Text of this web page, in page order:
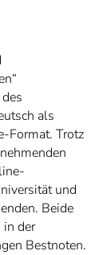
als
Format. Trotz
und
Beide
in der
Bestnoten.